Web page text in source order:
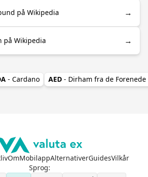
på Wikipedia →
på Wikipedia →
- Cardano AED - Dirham fra de
OmMobilappAlternativerGuidesVilkår
Sprog: